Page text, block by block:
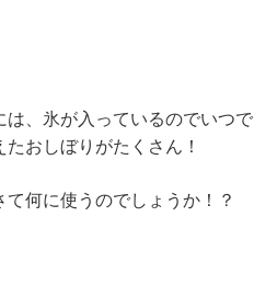
、氷が入っているのでいつで
おしぼりがたくさん！
何に使うのでしょうか！？